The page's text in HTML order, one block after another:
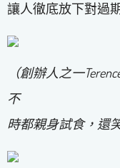
讓人徹底放下對過
（創辦人之一
不
時都親身試食，還